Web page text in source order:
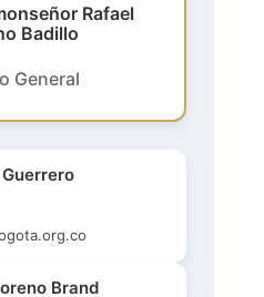
Rafael
Badillo
General
Brand